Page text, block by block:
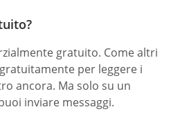
gratuito. Come altri
per leggere i
ancora. Ma solo su un
inviare messaggi.